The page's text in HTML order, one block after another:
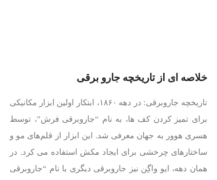
خلاصه ای از تاریخچه جارو برقی
تاریخچه جاروبرقی: در دهه ۱۸۶۰، ابتکار اولین ابزار مکانیکی
برای تمیز کردن کف‌ ها، به نام “جاروبرقی فرش”، توسط
هسری هوور به جهان معرفی شد. این ابزار از قلم‌های مو و
ساختارهای چرخشی برای ایجاد مکش استفاده می‌ کرد. در
همان دهه، ایو واگِن نیز جاروبرقی دیگری با نام “جاروبرقی